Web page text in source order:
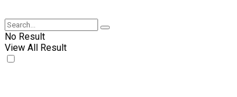
No Result
View All Result